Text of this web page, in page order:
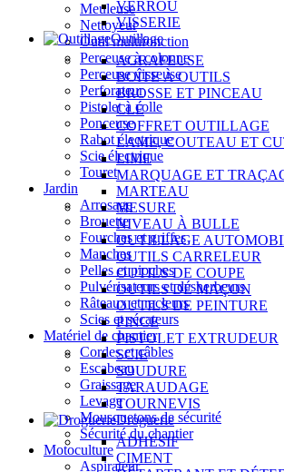
Meuleuse
Nettoyeur
Outil multifonction
Perceuse à colonne
Perceuse visseuse
Perforateur
Pistolet à colle
Ponceuse
Rabot électrique
Scie électrique
Touret
Jardin
Arrosage
Brouette
Fourches et griffes
Manches
Pelles et pioches
Pulvérisateurs et désherbeurs
Râteaux et racleurs
Scies et sécateurs
Matériel de chantier
Cordes et câbles
Escabeau
Graissage
Levage
Mousquetons de sécurité
Sécurité du chantier
Motoculture
Aspirateur
VERROU
VISSERIE
Outillage
AGRAFEUSE
BOÎTE À OUTILS
BROSSE ET PINCEAU
CLÉ
COFFRET OUTILLAGE
LAME, COUTEAU ET
LIME
MARQUAGE ET
MARTEAU
MESURE
NIVEAU À BULLE
OUTILLAGE
OUTILS CARRELEUR
OUTILS DE COUPE
OUTILS DE MAÇON
OUTILS DE PEINTURE
PINCE
PISTOLET EXTRUDEUR
SCIE
SOUDURE
TARAUDAGE
TOURNEVIS
Droguerie
ADHÉSIF
CIMENT